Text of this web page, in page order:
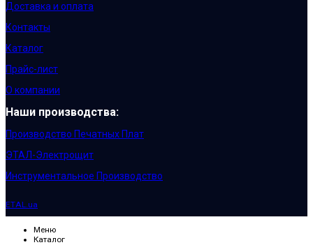
Доставка и оплата
Контакты
Каталог
Прайс-лист
О компании
Наши производства:
Производство Печатных Плат
ЭТАЛ-Электрощит
Инструментальное Производство
ETAL.ua
Меню
Каталог